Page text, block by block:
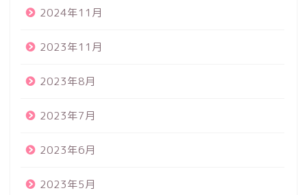
2024年11月
2023年11月
2023年8月
2023年7月
2023年6月
2023年5月